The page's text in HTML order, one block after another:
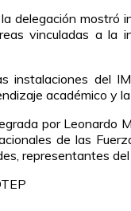
delegación mostró
vinculadas a la
instalaciones del
académico y
por Leonardo
de las
representantes